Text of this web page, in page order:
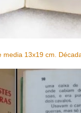
13x19 cm.